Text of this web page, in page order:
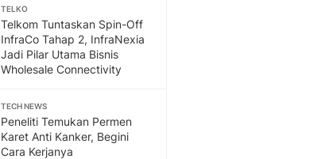
TELKO
Telkom Tuntaskan Spin-Off
InfraCo Tahap 2, InfraNexia
Jadi Pilar Utama Bisnis
Wholesale Connectivity
TECH NEWS
Peneliti Temukan Permen
Karet Anti Kanker, Begini
Cara Kerjanya